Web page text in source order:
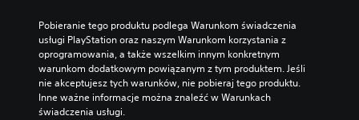
Pobieranie tego produktu podlega Warunkom świadczenia
usługi PlayStation oraz naszym Warunkom korzystania z
oprogramowania, a także wszelkim innym konkretnym
warunkom dodatkowym powiązanym z tym produktem. Jeśli
nie akceptujesz tych warunków, nie pobieraj tego produktu.
Inne ważne informacje można znaleźć w Warunkach
świadczenia usługi.